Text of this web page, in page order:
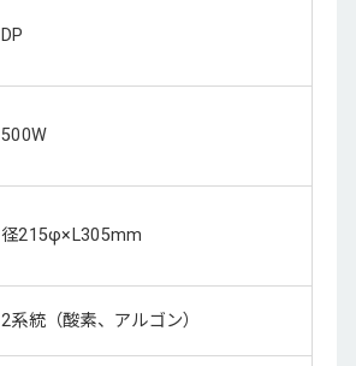
DP
500W
径215φ×L305mm
2系統（酸素、アルゴン）